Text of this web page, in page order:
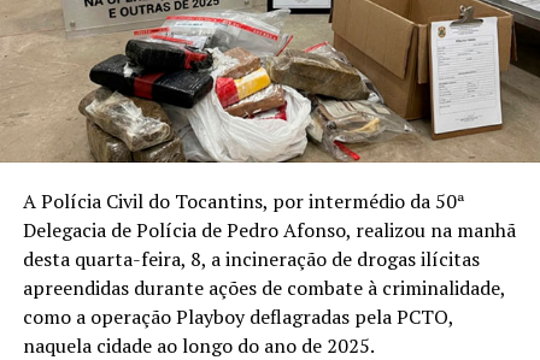
A Polícia Civil do Tocantins, por intermédio da 50ª
Delegacia de Polícia de Pedro Afonso, realizou na manhã
desta quarta-feira, 8, a incineração de drogas ilícitas
apreendidas durante ações de combate à criminalidade,
como a operação Playboy deflagradas pela PCTO,
naquela cidade ao longo do ano de 2025.